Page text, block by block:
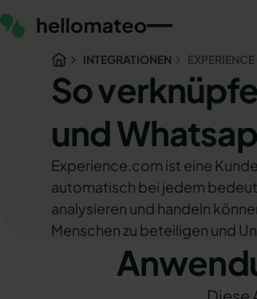
INTEGRATIONEN
So
und
Experience.com ist eine
automatisch bei jedem
analysieren und handeln
Menschen zu beteiligen und